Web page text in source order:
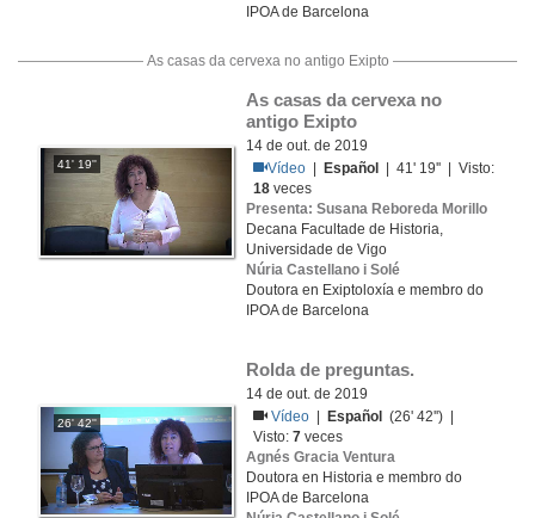
IPOA de Barcelona
As casas da cervexa no antigo Exipto
41' 19''
As casas da cervexa no
antigo Exipto
14 de out. de 2019
Vídeo
Español
| 41' 19'' | Visto:
18 veces
Presenta: Susana Reboreda Morillo
Decana Facultade de Historia,
Universidade de Vigo
Núria Castellano i Solé
Doutora en Exiptoloxía e membro do
IPOA de Barcelona
26' 42''
Rolda de preguntas.
14 de out. de 2019
Vídeo
Español
(26' 42'') |
Visto:7 veces
Agnés Gracia Ventura
Doutora en Historia e membro do
IPOA de Barcelona